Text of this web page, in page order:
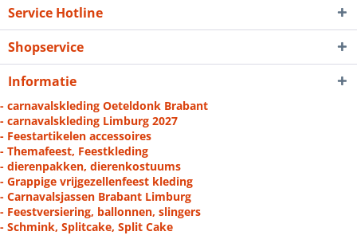
Service Hotline
Shopservice
Informatie
- carnavalskleding Oeteldonk Brabant
- carnavalskleding Limburg 2027
- Feestartikelen accessoires
- Themafeest, Feestkleding
- dierenpakken, dierenkostuums
- Grappige vrijgezellenfeest kleding
- Carnavalsjassen Brabant Limburg
- Feestversiering, ballonnen, slingers
- Schmink, Splitcake, Split Cake